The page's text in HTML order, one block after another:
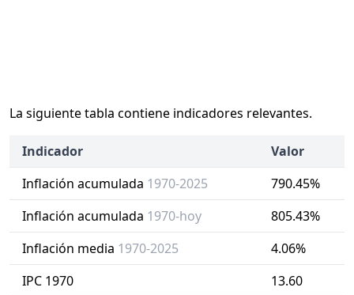
La siguiente tabla contiene indicadores relevantes.
Indicador
Valor
Inflación acumulada 1970-2025
790.45%
Inflación acumulada 1970-hoy
805.43%
Inflación media 1970-2025
4.06%
IPC 1970
13.60